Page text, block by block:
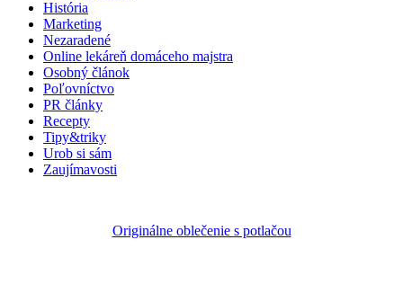
História
Marketing
Nezaradené
Online lekáreň domáceho majstra
Osobný článok
Poľovníctvo
PR články
Recepty
Tipy&triky
Urob si sám
Zaujímavosti
Originálne oblečenie s potlačou